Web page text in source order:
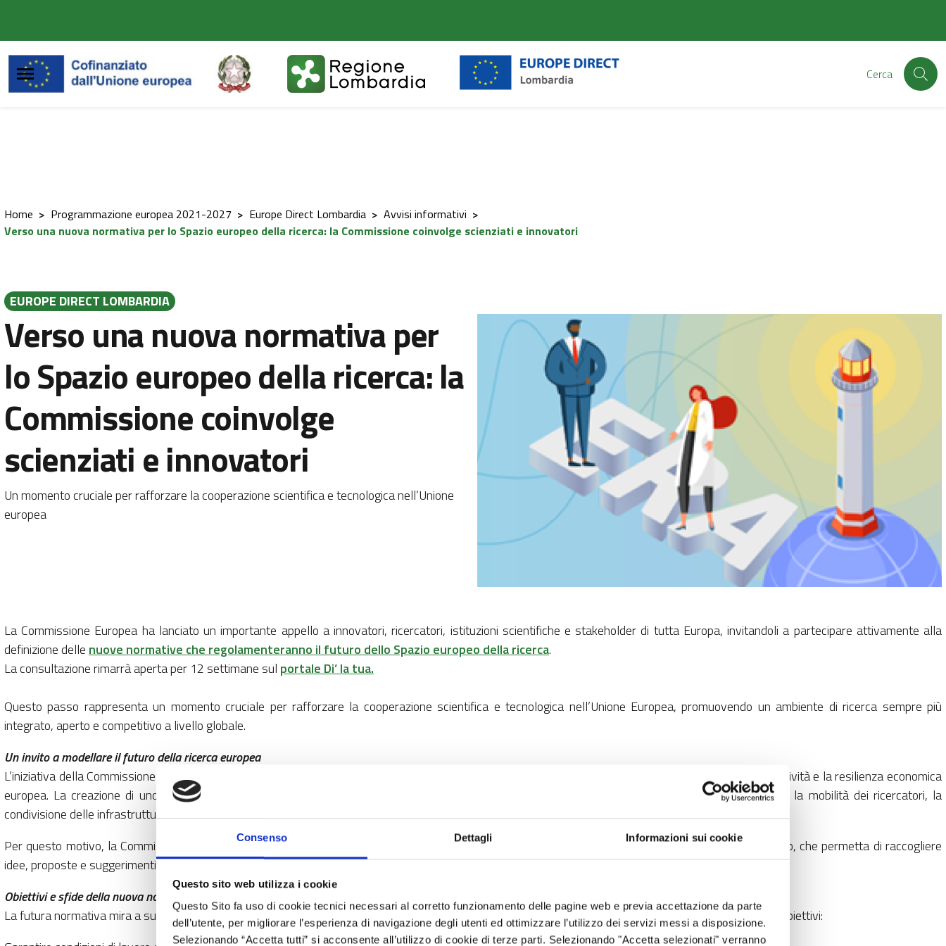
Consenso Dettagli Informazioni sui cookie
Questo sito web utilizza i cookie
Questo Sito fa uso di cookie tecnici necessari al corretto funzionamento delle pagine web e previa accettazione da parte
dell’utente, per migliorare l’esperienza di navigazione degli utenti ed ottimizzare l’utilizzo dei servizi messi a disposizione.
Selezionando “Accetta tutti” si acconsente all’utilizzo di cookie di terze parti. Selezionando "Accetta selezionati" verranno
Cerca
Home > Programmazione europea 2021-2027 > Europe Direct Lombardia > Avvisi informativi >
Verso una nuova normativa per lo Spazio europeo della ricerca: la Commissione coinvolge scienziati e innovatori
EUROPE DIRECT LOMBARDIA
Verso una nuova normativa per
lo Spazio europeo della ricerca: la
Commissione coinvolge
scienziati e innovatori
Un momento cruciale per rafforzare la cooperazione scientifica e tecnologica nell’Unione
europea
La Commissione Europea ha lanciato un importante appello a innovatori, ricercatori, istituzioni scientifiche e stakeholder di tutta Europa, invitandoli a partecipare attivamente alla
definizione delle nuove normative che regolamenteranno il futuro dello Spazio europeo della ricerca.
La consultazione rimarrà aperta per 12 settimane sul portale Di’ la tua.
Questo passo rappresenta un momento cruciale per rafforzare la cooperazione scientifica e tecnologica nell’Unione Europea, promuovendo un ambiente di ricerca sempre più
integrato, aperto e competitivo a livello globale.
Un invito a modellare il futuro della ricerca europea
L’iniziativa della Commissione nasce dalla consapevolezza che la ricerca e l’innovazione sono motori fondamentali per la crescita sostenibile, la competitività e la resilienza economica
europea. La creazione di uno Spazio europeo della ricerca più efficace e coordinato richiede norme moderne, chiare e condivise, capaci di facilitare la mobilità dei ricercatori, la
condivisione delle infrastrutture e dei dati, nonché la diffusione rapida dei risultati scientifici.
Per questo motivo, la Commissione intende coinvolgere direttamente la comunità scientifica e l’ecosistema innovativo in un processo consultivo aperto, che permetta di raccogliere
idee, proposte e suggerimenti su come strutturare il quadro normativo che guiderà le attività di ricerca e innovazione nei prossimi anni.
Obiettivi e sfide della nuova normativa
La futura normativa mira a superare le barriere esistenti tra paesi, discipline e settori, favorendo un ambiente più inclusivo e collaborativo. Tra i principali obiettivi: